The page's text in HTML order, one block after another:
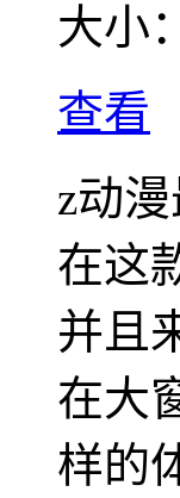
大小：
查看
z动
在这
并且
在大
样的